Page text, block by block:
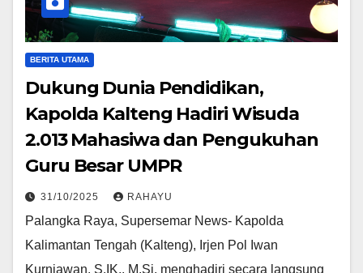
BERITA UTAMA
Dukung Dunia Pendidikan,
Kapolda Kalteng Hadiri Wisuda
2.013 Mahasiwa dan Pengukuhan
Guru Besar UMPR
31/10/2025 RAHAYU
Palangka Raya, Supersemar News- Kapolda
Kalimantan Tengah (Kalteng), Irjen Pol Iwan
Kurniawan, S.IK., M.Si. menghadiri secara langsung